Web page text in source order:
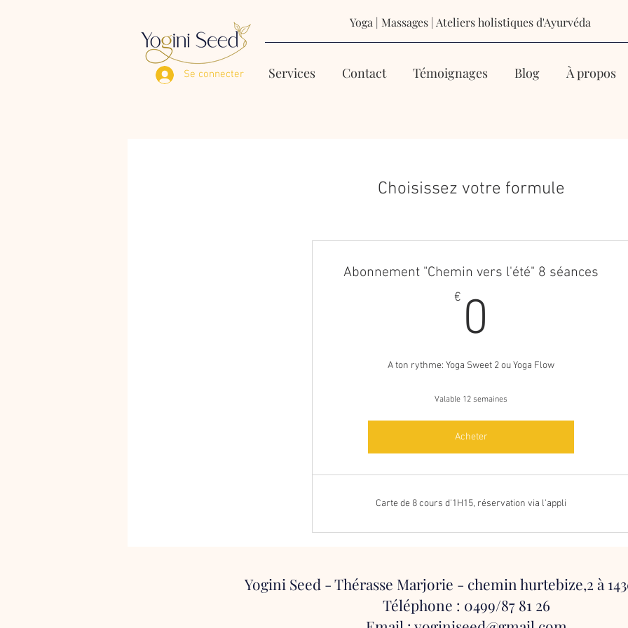
Yoga | Massages | Ateliers holistiques d'Ayurvéda
Services Contact Témoignages Blog À propos
Se connecter
Choisissez votre formule
Abonnement "Chemin vers l'été" 8 séances
€ 0
A ton rythme: Yoga Sweet 2 ou Yoga Flow
Valable 12 semaines
Acheter
Carte de 8 cours d'1H15, réservation via l'appli
Yogini Seed - Thérasse Marjorie - chemin hurtebize,2 à
Téléphone : 0499/87 81 26